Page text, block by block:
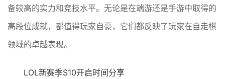
备较高的实力和竞技水平。无论是在端游还是手游中取得的
高段位成就，都值得玩家自豪，它们都反映了玩家在自走棋
领域的卓越表现。
LOL新赛季S10开启时间分享